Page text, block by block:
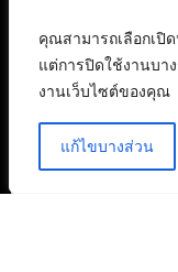
คุณสามารถเลือกเปิ
แต่การปิดใช้งานบา
งานเว็บไซต์ของคุณ
แก้ไขบางส่วน